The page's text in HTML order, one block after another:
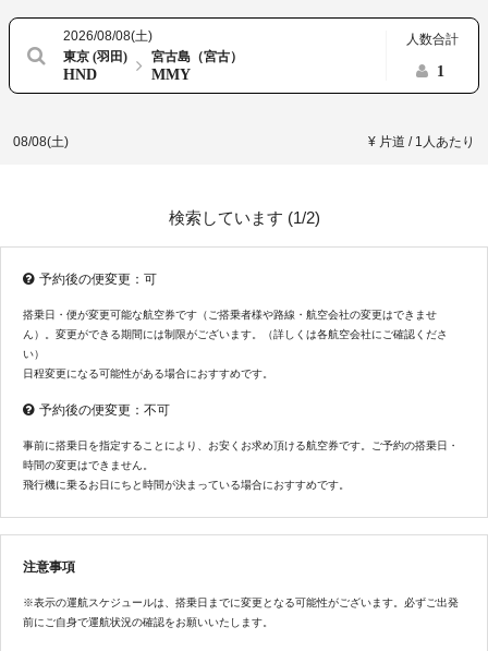
2026/08/08(土)
東京 (羽田)
HND
宮古島（宮古）
MMY
人数合計
1
08/08(土) ¥ 片道 / 1人あたり
検索しています (1/2)
予約後の便変更：可
搭乗日・便が変更可能な航空券です（ご搭乗者様や路線・航空会社の変更はできませ
ん）。変更ができる期間には制限がございます。（詳しくは各航空会社にご確認くださ
い）
日程変更になる可能性がある場合におすすめです。
予約後の便変更：不可
事前に搭乗日を指定することにより、お安くお求め頂ける航空券です。ご予約の搭乗日・
時間の変更はできません。
飛行機に乗るお日にちと時間が決まっている場合におすすめです。
注意事項
※表示の運航スケジュールは、搭乗日までに変更となる可能性がございます。必ずご出発
前にご自身で運航状況の確認をお願いいたします。